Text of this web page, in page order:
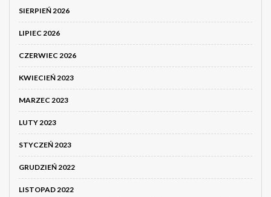
SIERPIEŃ 2026
LIPIEC 2026
CZERWIEC 2026
KWIECIEŃ 2023
MARZEC 2023
LUTY 2023
STYCZEŃ 2023
GRUDZIEŃ 2022
LISTOPAD 2022